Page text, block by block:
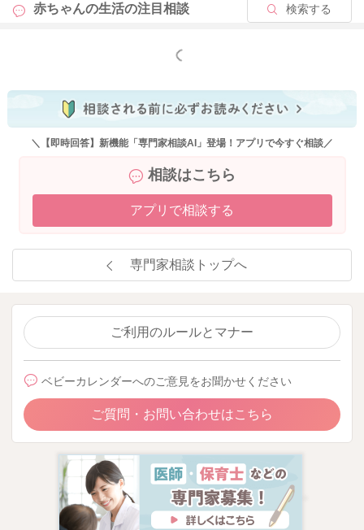
赤ちゃんの生活の注目相談 検索する
もっと見る
＼【即時回答】新機能「専門家相談AI」登場！アプリで今すぐ相談／
相談はこちら
アプリで相談する
専門家相談トップへ
ご利用のルールとマナー
ベビーカレンダーへのご意見をお聞かせください
ご質問・お問い合わせはこちら